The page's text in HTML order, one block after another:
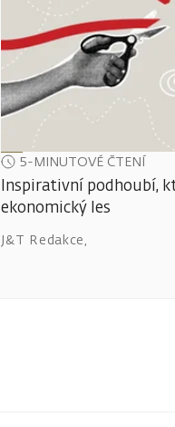
5-MINUTOVÉ ČTENÍ
Inspirativní podhoubí,
ekonomický les
J&T Redakce,